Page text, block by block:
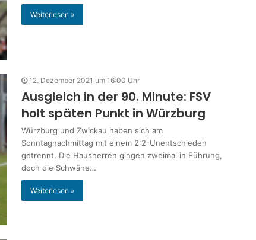
Weiterlesen »
12. Dezember 2021 um 16:00 Uhr
Ausgleich in der 90. Minute: FSV
holt späten Punkt in Würzburg
Würzburg und Zwickau haben sich am
Sonntagnachmittag mit einem 2:2-Unentschieden
getrennt. Die Hausherren gingen zweimal in Führung,
doch die Schwäne…
Weiterlesen »